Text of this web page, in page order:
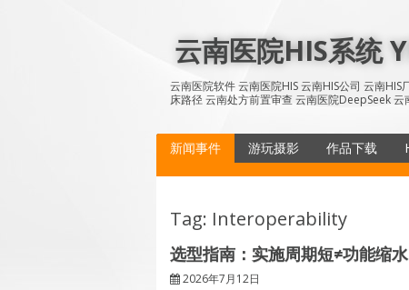
content
云南医院HIS系统
云南医院软件 云南医院HIS 云南HIS公司 云南
床路径 云南处方前置审查 云南医院DeepSeek
新闻事件 游玩摄影 作品下载
Tag: Interoperability
选型指南：实施周期短≠功能缩
2026年7月12日